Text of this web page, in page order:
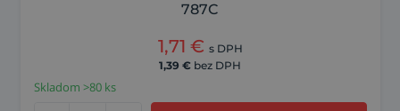
787C
1,71 € s DPH
1,39 € bez DPH
Skladom >80 ks